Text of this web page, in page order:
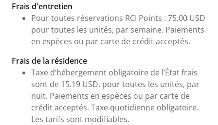
Frais d'entretien
Pour toutes réservations RCI Points : 75.00 USD
pour toutes les unités, par semaine. Paiements
en espèces ou par carte de crédit acceptés.
Frais de la résidence
Taxe d’hébergement obligatoire de l’État frais
sont de 15.19 USD. pour toutes les unités, par
nuit. Paiements en espèces ou par carte de
crédit acceptés. Taxe quotidienne obligatoire.
Les tarifs sont modifiables.